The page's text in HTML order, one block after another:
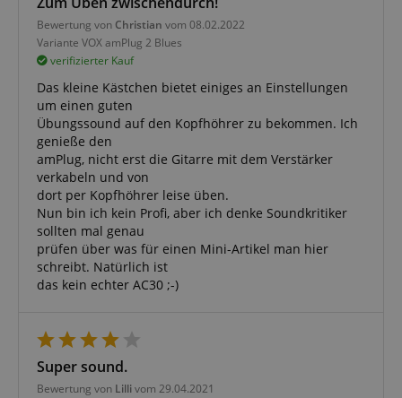
Bewertung von Christian vom 08.02.2022
Variante VOX amPlug 2 Blues
verifizierter Kauf
Das kleine Kästchen bietet einiges an Einstellungen
um einen guten
Übungssound auf den Kopfhöhrer zu bekommen. Ich
genieße den
amPlug, nicht erst die Gitarre mit dem Verstärker
verkabeln und von
dort per Kopfhöhrer leise üben.
Nun bin ich kein Profi, aber ich denke Soundkritiker
sollten mal genau
prüfen über was für einen Mini-Artikel man hier
schreibt. Natürlich ist
das kein echter AC30 ;-)
Super sound.
Bewertung von Lillivom 29.04.2021
Notwendig Statistik
Die durch diese Services gesammelten Daten
werden gebraucht, um die technische Performance
der Website zu gewährleisten, dir grundlegende
Einkaufs-Funktionen bereitzustellen, das Einkaufen
bei uns sicher zu machen und um Betrug zu
verhindern. Immer eingeschaltet.
Cookie
FPGSID
.kirstein.de
amazon-pay-connectedAuth
apay-session-set